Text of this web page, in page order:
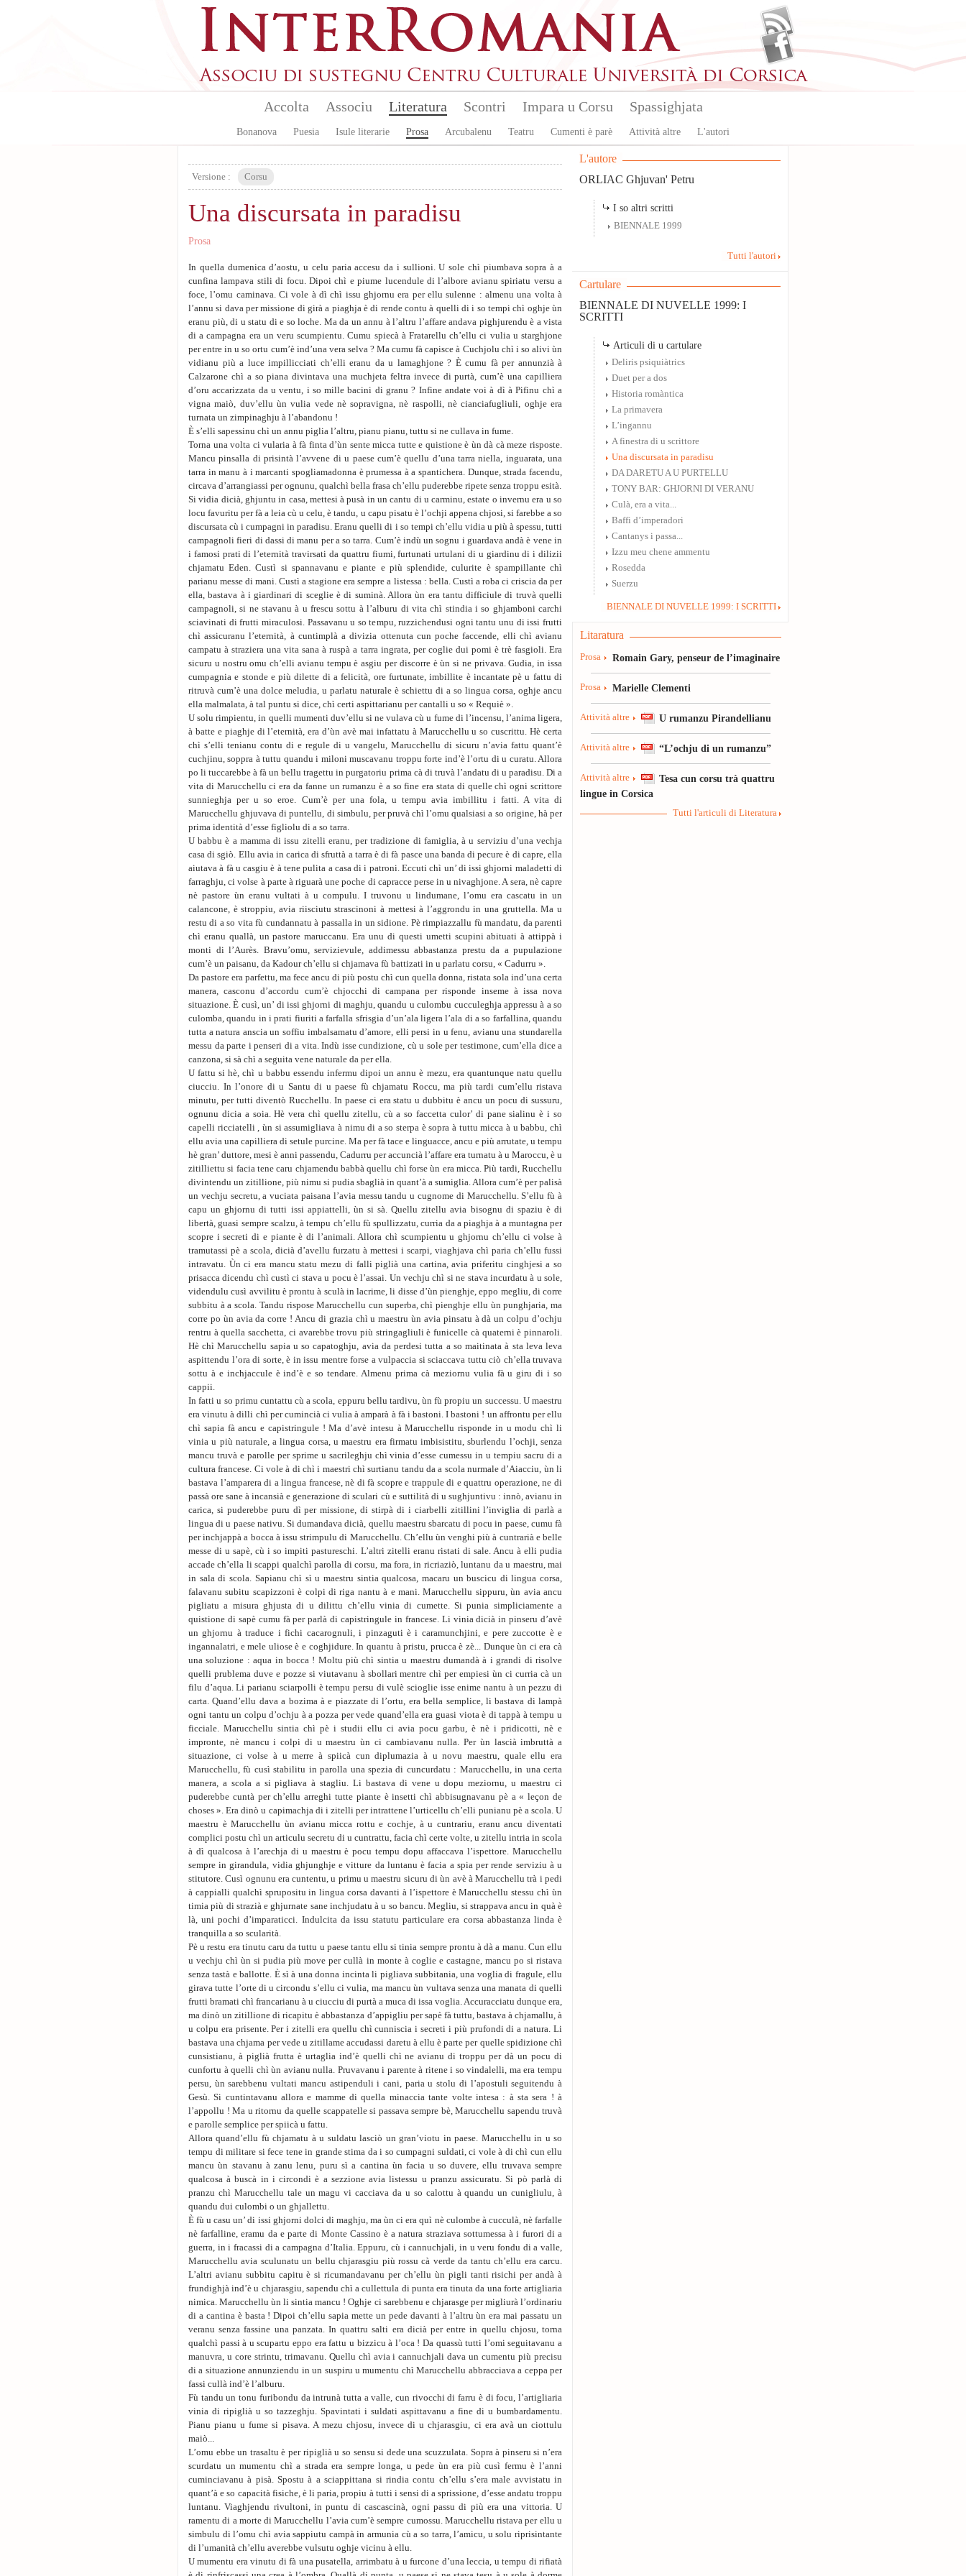
Accolta Associu Literatura
Bonanova Puesia Isule literarie Prosa Arcubalenu Teatru Cumenti è parè Attività altre L'autori
Scontri Impara u Corsu Spassighjata
Versione : Corsu
Una discursata in paradisu
Prosa
In quella dumenica d’aostu, u celu paria accesu da i sullioni. U sole chì piumbava sopra à a
cunfina lampava stili di focu. Dipoi chì e piume lucendule di l’albore avianu spiriatu versu a
foce, l’omu caminava. Ci vole à dì chì issu ghjornu era per ellu sulenne : almenu una volta à
l’annu si dava per missione di girà a piaghja è di rende contu à quelli di i so tempi chì oghje ùn
eranu più, di u statu di e so loche. Ma da un annu à l’altru l’affare andava pighjurendu è a vista
di a campagna era un veru scumpientu. Cumu spiecà à Fratarellu ch’ellu ci vulia u starghjone
per entre in u so ortu cum’è ind’una vera selva ? Ma cumu fà capisce à Cuchjolu chì i so alivi ùn
vidianu più a luce impillicciati ch’elli eranu da u lamaghjone ? È cumu fà per annunzià à
Calzarone chì a so piana divintava una muchjeta feltra invece di purtà, cum’è una capilliera
d’oru accarizzata da u ventu, i so mille bacini di granu ? Infine andate voi à dì à Pifinu chì a
vigna maiò, duv’ellu ùn vulia vede nè sopravigna, nè raspolli, nè cianciafugliuli, oghje era
turnata un zimpinaghju à l’abandonu !
È s’elli sapessinu chì un annu piglia l’altru, pianu pianu, tuttu si ne cullava in fume.
Torna una volta ci vularia à fà finta d’ùn sente micca tutte e quistione è ùn dà cà meze risposte.
Mancu pinsalla di prisintà l’avvene di u paese cum’è quellu d’una tarra niella, inguarata, una
tarra in manu à i marcanti spogliamadonna è prumessa à a spantichera. Dunque, strada facendu,
circava d’arrangiassi per ognunu, qualchì bella frasa ch’ellu puderebbe ripete senza troppu esità.
Si vidia dicià, ghjuntu in casa, mettesi à pusà in un cantu di u carminu, estate o invernu era u so
locu favuritu per fà a leia cù u celu, è tandu, u capu pisatu è l’ochji appena chjosi, si farebbe a so
discursata cù i cumpagni in paradisu. Eranu quelli di i so tempi ch’ellu vidia u più à spessu, tutti
campagnoli fieri di dassi di manu per a so tarra. Cum’è indù un sognu i guardava andà è vene in
i famosi prati di l’eternità travirsati da quattru fiumi, furtunati urtulani di u giardinu di i dilizii
chjamatu Eden. Custì si spannavanu e piante e più splendide, culurite è spampillante chì
parianu messe di mani. Custì a stagione era sempre a listessa : bella. Custì a roba ci criscia da per
ella, bastava à i giardinari di sceglie è di suminà. Allora ùn era tantu difficiule di truvà quelli
campagnoli, si ne stavanu à u frescu sottu à l’alburu di vita chì stindia i so ghjamboni carchi
sciavinati di frutti miraculosi. Passavanu u so tempu, ruzzichendusi ogni tantu unu di issi frutti
chì assicuranu l’eternità, à cuntimplà a divizia ottenuta cun poche faccende, elli chì avianu
campatu à straziera una vita sana à ruspà a tarra ingrata, per coglie dui pomi è trè fasgioli. Era
sicuru u nostru omu ch’elli avianu tempu è asgiu per discorre è ùn si ne privava. Gudia, in issa
cumpagnia e stonde e più dilette di a felicità, ore furtunate, imbillite è incantate pè u fattu di
ritruvà cum’è una dolce meludia, u parlatu naturale è schiettu di a so lingua corsa, oghje ancu
ella malmalata, à tal puntu si dice, chì certi aspittarianu per cantalli u so « Requiè ».
U solu rimpientu, in quelli mumenti duv’ellu si ne vulava cù u fume di l’incensu, l’anima ligera,
à batte e piaghje di l’eternità, era d’ùn avè mai infattatu à Marucchellu u so cuscrittu. Hè certa
chì s’elli tenianu contu di e regule di u vangelu, Marucchellu di sicuru n’avia fattu quant’è
cuchjinu, soppra à tuttu quandu i miloni muscavanu troppu forte ind’è l’ortu di u curatu. Allora
po li tuccarebbe à fà un bellu tragettu in purgatoriu prima cà di truvà l’andatu di u paradisu. Di a
vita di Marucchellu ci era da fanne un rumanzu è a so fine era stata di quelle chì ogni scrittore
sunnieghja per u so eroe. Cum’è per una fola, u tempu avia imbillitu i fatti. A vita di
Marucchellu ghjuvava di puntellu, di simbulu, per pruvà chì l’omu qualsiasi a so origine, hà per
prima identità d’esse figliolu di a so tarra.
U babbu è a mamma di issu zitelli eranu, per tradizione di famiglia, à u serviziu d’una vechja
casa di sgiò. Ellu avia in carica di sfruttà a tarra è di fà pasce una banda di pecure è di capre, ella
aiutava à fà u casgiu è à tene pulita a casa di i patroni. Eccuti chì un’ di issi ghjorni maladetti di
farraghju, ci volse à parte à riguarà une poche di capracce perse in u nivaghjone. A sera, nè capre
nè pastore ùn eranu vultati à u compulu. I truvonu u lindumane, l’omu era cascatu in un
calancone, è stroppiu, avia riisciutu strascinoni à mettesi à l’aggrondu in una gruttella. Ma u
restu di a so vita fù cundannatu à passalla in un sidione. Pè rimpiazzallu fù mandatu, da parenti
chì eranu quallà, un pastore maruccanu. Era unu di questi umetti scupini abituati à attippà i
monti di l’Aurès. Bravu’omu, servizievule, addimessu abbastanza prestu da a pupulazione
cum’è un paisanu, da Kadour ch’ellu si chjamava fù battizati in u parlatu corsu, « Cadurru ».
Da pastore era parfettu, ma fece ancu di più postu chì cun quella donna, ristata sola ind’una certa
manera, casconu d’accordu cum’è chjocchi di campana per risponde inseme à issa nova
situazione. È cusì, un’ di issi ghjorni di maghju, quandu u culombu cucculeghja appressu à a so
culomba, quandu in i prati fiuriti a farfalla sfrisgia d’un’ala ligera l’ala di a so farfallina, quandu
tutta a natura anscia un soffiu imbalsamatu d’amore, elli persi in u fenu, avianu una stundarella
messu da parte i penseri di a vita. Indù isse cundizione, cù u sole per testimone, cum’ella dice a
canzona, si sà chì a seguita vene naturale da per ella.
U fattu si hè, chì u babbu essendu infermu dipoi un annu è mezu, era quantunque natu quellu
ciucciu. In l’onore di u Santu di u paese fù chjamatu Roccu, ma più tardi cum’ellu ristava
minutu, per tutti diventò Rucchellu. In paese ci era statu u dubbitu è ancu un pocu di sussuru,
ognunu dicia a soia. Hè vera chì quellu zitellu, cù a so faccetta culor’ di pane sialinu è i so
capelli ricciatelli , ùn si assumigliava à nimu di a so sterpa è sopra à tuttu micca à u babbu, chì
ellu avia una capilliera di setule purcine. Ma per fà tace e linguacce, ancu e più arrutate, u tempu
hè gran’ duttore, mesi è anni passendu, Cadurru per accuncià l’affare era turnatu à u Maroccu, è u
zitilliettu si facia tene caru chjamendu babbà quellu chì forse ùn era micca. Più tardi, Rucchellu
divintendu un zitillione, più nimu si pudia sbaglià in quant’à a sumiglia. Allora cum’è per palisà
un vechju secretu, a vuciata paisana l’avia messu tandu u cugnome di Marucchellu. S’ellu fù à
capu un ghjornu di tutti issi appiattelli, ùn si sà. Quellu zitellu avia bisognu di spaziu è di
libertà, guasi sempre scalzu, à tempu ch’ellu fù spullizzatu, curria da a piaghja à a muntagna per
scopre i secreti di e piante è di l’animali. Allora chì scumpientu u ghjornu ch’ellu ci volse à
tramutassi pè a scola, dicià d’avellu furzatu à mettesi i scarpi, viaghjava chì paria ch’ellu fussi
intravatu. Ùn ci era mancu statu mezu di falli piglià una cartina, avia priferitu cinghjesi a so
prisacca dicendu chì custì ci stava u pocu è l’assai. Un vechju chì si ne stava incurdatu à u sole,
videndulu cusì avvilitu è prontu à sculà in lacrime, li disse d’ùn pienghje, eppo megliu, di corre
subbitu à a scola. Tandu rispose Marucchellu cun superba, chì pienghje ellu ùn punghjaria, ma
corre po ùn avia da corre ! Ancu di grazia chì u maestru ùn avia pinsatu à dà un colpu d’ochju
rentru à quella sacchetta, ci avarebbe trovu più stringagliuli è funicelle cà quaterni è pinnaroli.
Hè chì Marucchellu sapia u so capatoghju, avia da perdesi tutta a so maitinata à sta leva leva
aspittendu l’ora di sorte, è in issu mentre forse a vulpaccia si sciaccava tuttu ciò ch’ella truvava
sottu à e inchjaccule è ind’è e so tendare. Almenu prima cà meziornu vulia fà u giru di i so
cappii.
In fatti u so primu cuntattu cù a scola, eppuru bellu tardivu, ùn fù propiu un successu. U maestru
era vinutu à dilli chì per cumincià ci vulia à amparà à fà i bastoni. I bastoni ! un affrontu per ellu
chì sapia fà ancu e capistringule ! Ma d’avè intesu à Marucchellu risponde in u modu chì li
vinia u più naturale, a lingua corsa, u maestru era firmatu imbisistitu, sburlendu l’ochji, senza
mancu truvà e parolle per sprime u sacrileghju chì vinia d’esse cumessu in u tempiu sacru di a
cultura francese. Ci vole à di chì i maestri chì surtianu tandu da a scola nurmale d’Aiacciu, ùn li
bastava l’amparera di a lingua francese, nè di fà scopre e trappule di e quattru operazione, ne di
passà ore sane à incansià e generazione di sculari cù e suttilità di u sughjuntivu : innò, avianu in
carica, si puderebbe puru dì per missione, di stirpà di i ciarbelli zitillini l’inviglia di parlà a
lingua di u paese nativu. Si dumandava dicià, quellu maestru sbarcatu di pocu in paese, cumu fà
per inchjappà a bocca à issu strimpulu di Marucchellu. Ch’ellu ùn venghi più à cuntrarià e belle
messe di u sapè, cù i so impiti pastureschi. L’altri zitelli eranu ristati di sale. Ancu à elli pudia
accade ch’ella li scappi qualchì parolla di corsu, ma fora, in ricriaziò, luntanu da u maestru, mai
in sala di scola. Sapianu chì sì u maestru sintia qualcosa, macaru un buscicu di lingua corsa,
falavanu subitu scapizzoni è colpi di riga nantu à e mani. Marucchellu sippuru, ùn avia ancu
pigliatu a misura ghjusta di u dilittu ch’ellu vinia di cumette. Si punia simpliciamente a
quistione di sapè cumu fà per parlà di capistringule in francese. Li vinia dicià in pinseru d’avè
un ghjornu à traduce i fichi cacarognuli, i pinzaguti è i caramunchjini, e pere zuccotte è e
ingannalatri, e mele uliose è e coghjidure. In quantu à pristu, prucca è zè... Dunque ùn ci era cà
una soluzione : aqua in bocca ! Moltu più chì sintia u maestru dumandà à i grandi di risolve
quelli prublema duve e pozze si viutavanu à sbollari mentre chì per empiesi ùn ci curria cà un
filu d’aqua. Li parianu sciarpolli è tempu persu di vulè scioglie isse enime nantu à un pezzu di
carta. Quand’ellu dava a bozima à e piazzate di l’ortu, era bella semplice, li bastava di lampà
ogni tantu un colpu d’ochju à a pozza per vede quand’ella era guasi viota è di tappà à tempu u
ficciale. Marucchellu sintia chì pè i studii ellu ci avia pocu garbu, è nè i pridicotti, nè e
impronte, nè mancu i colpi di u maestru ùn ci cambiavanu nulla. Per ùn lascià imbruttà a
situazione, ci volse à u merre à spiicà cun diplumazia à u novu maestru, quale ellu era
Marucchellu, fù cusì stabilitu in parolla una spezia di cuncurdatu : Marucchellu, in una certa
manera, a scola a si pigliava à stagliu. Li bastava di vene u dopu meziornu, u maestru ci
puderebbe cuntà per ch’ellu arreghi tutte piante è insetti chì abbisugnavanu pè a « leçon de
choses ». Era dinò u capimachja di i zitelli per intrattene l’urticellu ch’elli punianu pè a scola. U
maestru è Marucchellu ùn avianu micca rottu e cochje, à u cuntrariu, eranu ancu diventati
complici postu chì un articulu secretu di u cuntrattu, facia chì certe volte, u zitellu intria in scola
à dì qualcosa à l’arechja di u maestru è pocu tempu dopu affaccava l’ispettore. Marucchellu
sempre in girandula, vidia ghjunghje e vitture da luntanu è facia a spia per rende serviziu à u
stitutore. Cusì ognunu era cuntentu, u primu u maestru sicuru di ùn avè à Marucchellu trà i pedi
à cappialli qualchì sprupositu in lingua corsa davanti à l’ispettore è Marucchellu stessu chì ùn
timia più di strazià e ghjurnate sane inchjudatu à u so bancu. Megliu, si strappava ancu in quà è
là, uni pochi d’imparaticci. Indulcita da issu statutu particulare era corsa abbastanza linda è
tranquilla a so scularità.
Pè u restu era tinutu caru da tuttu u paese tantu ellu si tinia sempre prontu à dà a manu. Cun ellu
u vechju chì ùn si pudia più move per cullà in monte à coglie e castagne, mancu po si ristava
senza tastà e ballotte. È sì à una donna incinta li pigliava subbitania, una voglia di fragule, ellu
girava tutte l’orte di u circondu s’ellu ci vulia, ma mancu ùn vultava senza una manata di quelli
frutti bramati chì francarianu à u ciucciu di purtà a muca di issa voglia. Accuracciatu dunque era,
ma dinò un zitillione di ricapitu è abbastanza d’appigliu per sapè fà tuttu, bastava à chjamallu, à
u colpu era prisente. Per i zitelli era quellu chì cunniscia i secreti i più prufondi di a natura. Li
bastava una chjama per vede u zitillame accudassi daretu à ellu è parte per quelle spidizione chì
cunsistianu, à piglià frutta è urtaglia ind’è quelli chì ne avianu di troppu per dà un pocu di
cunfortu à quelli chì ùn avianu nulla. Pruvavanu i parente à ritene i so vindalelli, ma era tempu
persu, ùn sarebbenu vultati mancu astipenduli i cani, paria u stolu di l’apostuli seguitendu à
Gesù. Si cuntintavanu allora e mamme di quella minaccia tante volte intesa : à sta sera ! à
l’appollu ! Ma u ritornu da quelle scappatelle si passava sempre bè, Marucchellu sapendu truvà
e parolle semplice per spiicà u fattu.
Allora quand’ellu fù chjamatu à u suldatu lasciò un gran’viotu in paese. Marucchellu in u so
tempu di militare si fece tene in grande stima da i so cumpagni suldati, ci vole à di chì cun ellu
mancu ùn stavanu à zanu lenu, puru sì a cantina ùn facia u so duvere, ellu truvava sempre
qualcosa à buscà in i circondi è a sezzione avia listessu u pranzu assicuratu. Si pò parlà di
pranzu chì Marucchellu tale un magu vi cacciava da u so calottu à quandu un cunigliulu, à
quandu dui culombi o un ghjallettu.
È fù u casu un’ di issi ghjorni dolci di maghju, ma ùn ci era quì nè culombe à cucculà, nè farfalle
nè farfalline, eramu da e parte di Monte Cassino è a natura straziava sottumessa à i furori di a
guerra, in i fracassi di a campagna d’Italia. Eppuru, cù i cannuchjali, in u veru fondu di a valle,
Marucchellu avia sculunatu un bellu chjarasgiu più rossu cà verde da tantu ch’ellu era carcu.
L’altri avianu subbitu capitu è si ricumandavanu per ch’ellu ùn pigli tanti risichi per andà à
frundighjà ind’è u chjarasgiu, sapendu chì a cullettula di punta era tinuta da una forte artigliaria
nimica. Marucchellu ùn li sintia mancu ! Oghje ci sarebbenu e chjarasge per migliurà l’ordinariu
di a cantina è basta ! Dipoi ch’ellu sapia mette un pede davanti à l’altru ùn era mai passatu un
veranu senza fassine una panzata. In quattru salti era dicià per entre in quellu chjosu, torna
qualchì passi à u scupartu eppo era fattu u bizzicu à l’oca ! Da quassù tutti l’omi seguitavanu a
manuvra, u core strintu, trimavanu. Quellu chì avia i cannuchjali dava un cumentu più precisu
di a situazione annunziendu in un suspiru u mumentu chì Marucchellu abbracciava a ceppa per
fassi cullà ind’è l’alburu.
Fù tandu un tonu furibondu da intrunà tutta a valle, cun rivocchi di farru è di focu, l’artigliaria
vinia di ripiglià u so tazzeghju. Spavintati i suldati aspittavanu a fine di u bumbardamentu.
Pianu pianu u fume si pisava. A mezu chjosu, invece di u chjarasgiu, ci era avà un ciottulu
maiò...
L’omu ebbe un trasaltu è per ripiglià u so sensu si dede una scuzzulata. Sopra à pinseru si n’era
scurdatu un mumentu chì a strada era sempre longa, u pede ùn era più cusì fermu è l’anni
cuminciavanu à pisà. Spostu à a sciappittana si rindia contu ch’ellu s’era male avvistatu in
quant’à e so capacità fisiche, è li paria, propiu à tutti i sensi di a sprissione, d’esse andatu troppu
luntanu. Viaghjendu rivultoni, in puntu di cascascinà, ogni passu di più era una vittoria. U
ramentu di a morte di Marucchellu l’avia cum’è sempre cumossu. Marucchellu ristava per ellu u
simbulu di l’omu chì avia sappiutu campà in armunia cù a so tarra, l’amicu, u solu riprisintante
di l’umanità ch’ellu averebbe vulsutu oghje vicinu à ellu.
U mumentu era vinutu di fà una pusatella, arrimbatu à u furcone d’una leccia, u tempu di rifiatà
L'autore
ORLIAC Ghjuvan' Petru
I so altri scritti
BIENNALE 1999
Tutti l'autori
Cartulare
BIENNALE DI NUVELLE 1999: I
SCRITTI
Articuli di u cartulare
Deliris psiquiàtrics
Duet per a dos
Historia romàntica
La primavera
L’ingannu
A finestra di u scrittore
Una discursata in paradisu
DA DARETU A U PURTELLU
TONY BAR: GHJORNI DI VERANU
Culà, era a vita...
Baffi d’imperadori
Cantanys i passa...
Izzu meu chene ammentu
Rosedda
Suerzu
BIENNALE DI NUVELLE 1999: I SCRITTI
Litaratura
Prosa Romain Gary, penseur de l’imaginaire
Prosa Marielle Clementi
Attività altre U rumanzu Pirandellianu
Attività altre “L’ochju di un rumanzu”
Attività altre
Tesa cun corsu trà quattru
lingue in Corsica
Tutti l'articuli di Literatura